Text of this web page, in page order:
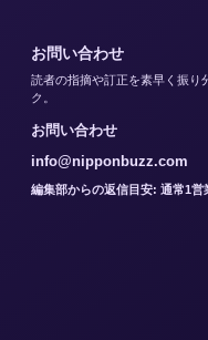
お問い合わせ
読者の指摘や訂正を素早く振り
ク。
お問い合わせ
info@nipponbuzz.com
編集部からの返信目安: 通常1営